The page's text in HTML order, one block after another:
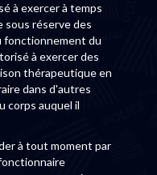
à exercer à temps
réserve des
fonctionnement du
à exercer des
thérapeutique en
dans d'autres
corps auquel il
à tout moment par